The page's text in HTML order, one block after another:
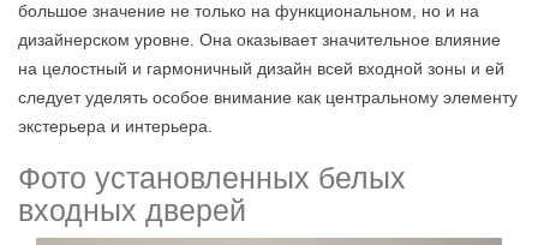
большое значение не только на функциональном, но и на
дизайнерском уровне. Она оказывает значительное влияние
на целостный и гармоничный дизайн всей входной зоны и ей
следует уделять особое внимание как центральному элементу
экстерьера и интерьера.
Фото установленных белых
входных дверей